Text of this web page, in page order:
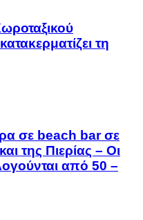
τη
σε beach bar σε
της Πιερίας – Οι
από 50 –